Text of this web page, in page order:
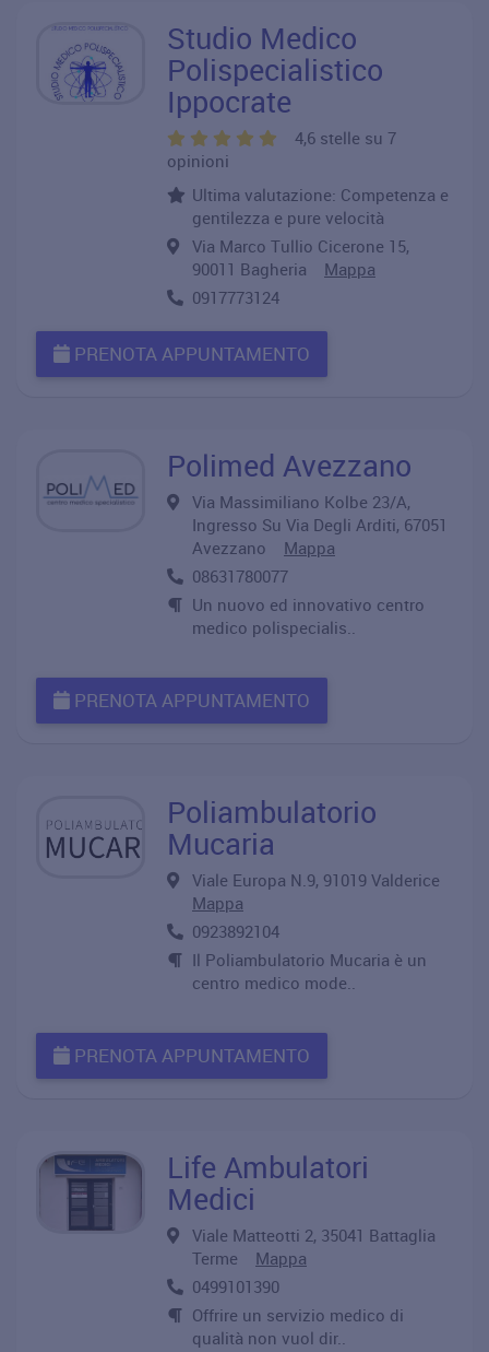
Studio Medico
Polispecialistico
Ippocrate
4,6 stelle su 7
opinioni
Ultima valutazione: Competenza e
gentilezza e pure velocità
Via Marco Tullio Cicerone 15,
90011 Bagheria Mappa
0917773124
PRENOTA APPUNTAMENTO
Polimed Avezzano
Via Massimiliano Kolbe 23/A,
Ingresso Su Via Degli Arditi, 67051
Avezzano Mappa
08631780077
Un nuovo ed innovativo centro
medico polispecialis..
PRENOTA APPUNTAMENTO
Poliambulatorio
Mucaria
Viale Europa N.9, 91019 Valderice
Mappa
0923892104
Il Poliambulatorio Mucaria è un
centro medico mode..
PRENOTA APPUNTAMENTO
Life Ambulatori
Medici
Viale Matteotti 2, 35041 Battaglia
Terme Mappa
0499101390
Offrire un servizio medico di
qualità non vuol dir..